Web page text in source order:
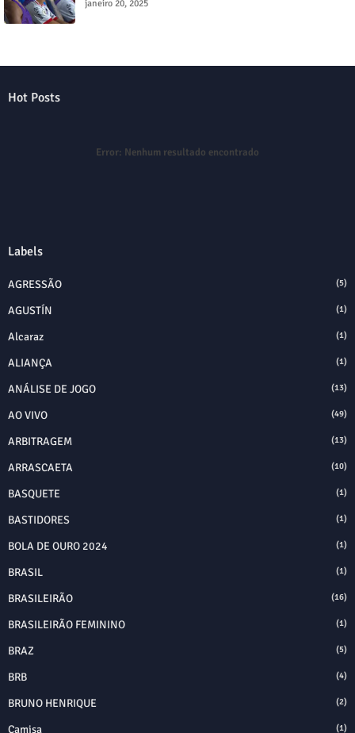
janeiro 20, 2025
Hot Posts
Error: Nenhum resultado encontrado
Labels
AGRESSÃO (5)
AGUSTÍN (1)
Alcaraz (1)
ALIANÇA (1)
ANÁLISE DE JOGO (13)
AO VIVO (49)
ARBITRAGEM (13)
ARRASCAETA (10)
BASQUETE (1)
BASTIDORES (1)
BOLA DE OURO 2024 (1)
BRASIL (1)
BRASILEIRÃO (16)
BRASILEIRÃO FEMININO (1)
BRAZ (5)
BRB (4)
BRUNO HENRIQUE (2)
Camisa (1)